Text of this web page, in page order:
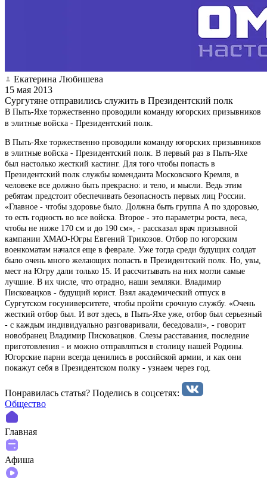
Екатерина Любишева
15 мая 2013
Сургутяне отправились служить в Президентский полк
В Пыть-Яхе торжественно проводили команду югорских призывников
в элитные войска - Президентский полк.
В Пыть-Яхе торжественно проводили команду югорских призывников
в элитные войска - Президентский полк. В первый раз в Пыть-Яхе
был настолько жесткий кастинг. Для того чтобы попасть в
Президентский полк службы коменданта Московского Кремля, в
человеке все должно быть прекрасно: и тело, и мысли. Ведь этим
ребятам предстоит обеспечивать безопасность первых лиц России.
«Главное - чтобы здоровье было. Должна быть группа А по здоровью,
то есть годность во все войска. Второе - это параметры роста, веса,
чтобы не ниже 170 см и до 190 см», - рассказал врач призывной
кампании ХМАО-Югры Евгений Трикозов. Отбор по югорским
военкоматам начался еще в феврале. Уже тогда среди будущих солдат
было очень много желающих попасть в Президентский полк. Но, увы,
мест на Югру дали только 15. И рассчитывать на них могли самые
лучшие. В их числе, что отрадно, наши земляки. Владимир
Писковацков - будущий юрист. Взял академический отпуск в
Сургутском госуниверситете, чтобы пройти срочную службу. «Очень
жесткий отбор был. И вот здесь, в Пыть-Яхе уже, отбор был серьезный
- с каждым индивидуально разговаривали, беседовали», - говорит
новобранец Владимир Писковацков. Слезы расставания, последние
приготовления - и можно отправляться в столицу нашей Родины.
Югорские парни всегда ценились в российской армии, и как они
покажут себя в Президентском полку - узнаем через год.
Понравилась статья? Поделиcь в соцсетях:
Общество
Главная
Афиша